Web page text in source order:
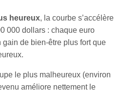
heureux, la courbe s’accélère
000 dollars : chaque euro
de bien‑être plus fort que
le plus malheureux (environ
améliore nettement le